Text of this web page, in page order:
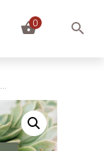
0
Gruppentischkarten Salbeigrün